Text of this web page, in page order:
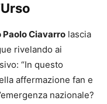
Ciavarro lascia
rivelando ai
“In questo
affermazione fan e
nazionale?